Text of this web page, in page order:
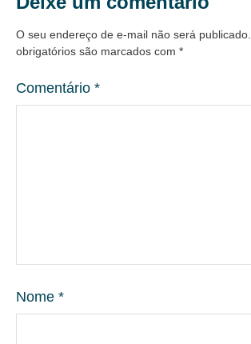
O seu endereço de e-mail não será publicado.
obrigatórios são marcados com *
Comentário *
Nome *